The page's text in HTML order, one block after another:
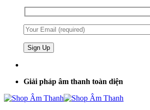
Giải pháp âm thanh toàn diện